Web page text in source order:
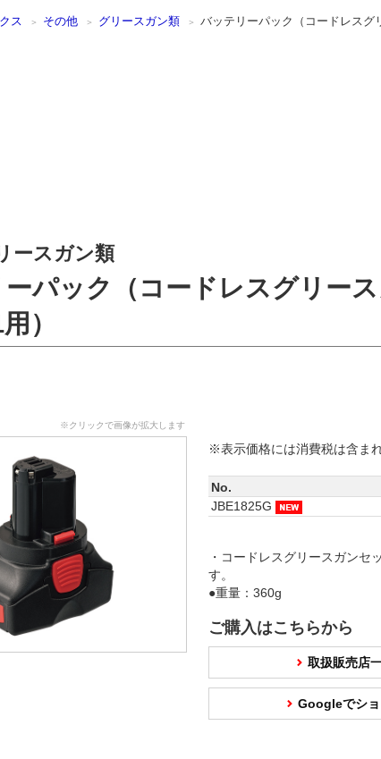
ス その他 グリースガン類
バッテリーパック（コードレスグ
ースガン類
パック（コードレスグリー
）
※クリックで画像が拡大します
※表示価格には消費税は含ま
No.
JBE1825G
・コードレスグリースガンセ
す。
●重量：360g
ご購入はこちらから
取扱販売店
Googleでシ